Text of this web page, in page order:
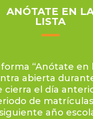
ANÓTATE EN
LISTA
“Anótate en
abierta
cierra el día
de matrículas
año